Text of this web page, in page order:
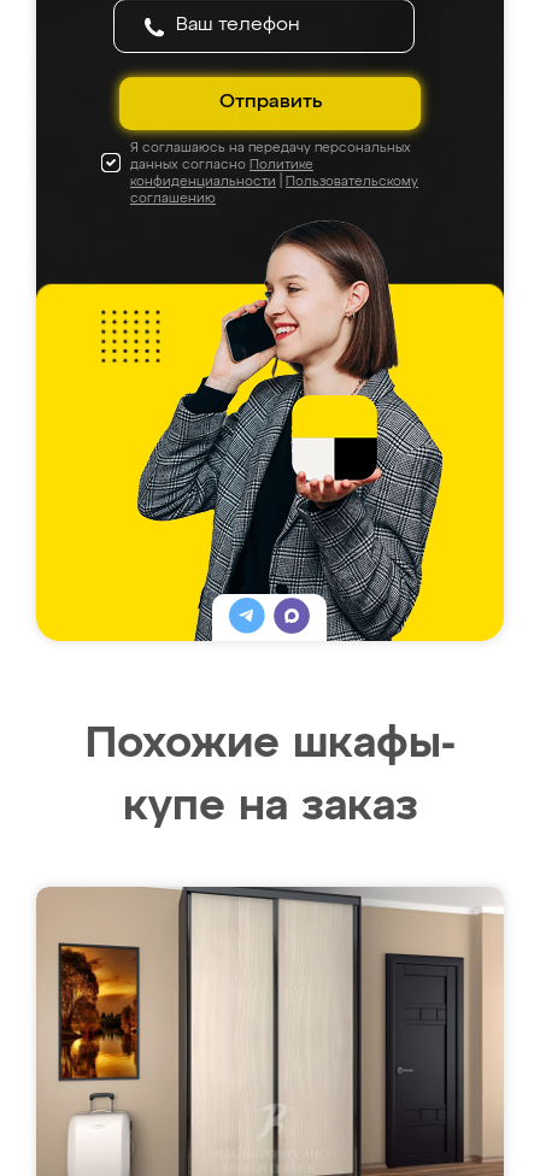
Отправить
Я соглашаюсь на передачу персональных
данных согласно Политике
конфиденциальности
Пользовательскому
соглашению
Похожие шкафы-
купе на заказ